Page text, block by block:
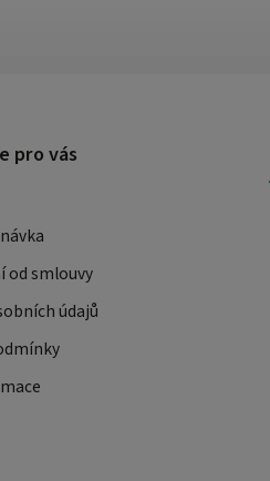
pro vás
od smlouvy
údajů